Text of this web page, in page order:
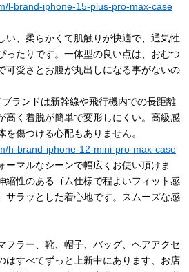
l-brand-iphone-15-plus-pro-max-case
い、柔らかくて肌触りが快適で、通気性
ったりです。一体型の良い点は、おむつ
可愛さとお腹が丸出しになる事がないの
ランドは新幹線や飛行機内での長距離
高く着脱が簡単で変形しにくい。高級感
傷つける心配もありません。
h-brand-iphone-12-mini-pro-max-case
ーマルなシーンで幅広くお使い頂けま
縮性のあるゴム仕様で程よいフィット感
サラッとした着心地です。スムーズな感
フラー、靴、帽子、バッグ、ヘアアクセ
はすべてずっと上新中にあります、お店